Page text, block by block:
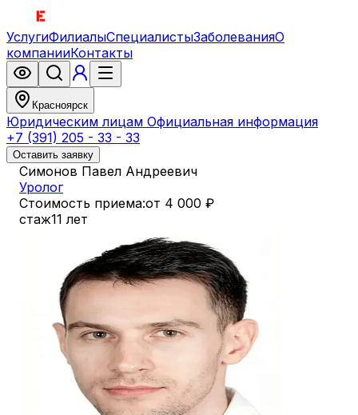
УслугиФилиалыСпециалистыЗаболеванияО
компанииКонтакты
Красноярск
Юридическим лицам Официальная информация
+7 (391) 205 - 33 - 33
Оставить заявку
Симонов Павел Андреевич
Уролог
Стоимость приема:от 4 000 ₽
стаж11 лет